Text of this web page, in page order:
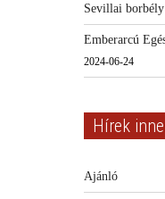
Sevillai
Emberarcú
2024-06-24
Hírek
Ajánló